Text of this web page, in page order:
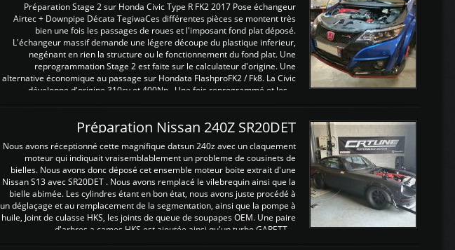
Préparation Stage 2 sur Honda Civic Type R FK2 2017 Pose échangeur
Airtec + Downpipe Décata TegiwaCes différentes pièces se montent très
bien une fois les passages de roues et l'imposant fond plat déposé.
L'échangeur massif demande une légere découpe du plastique inferieur,
negénant en rien la structure ou le fonctionnement du fond plat. Une
reprogrammation Stage 2 est faite sur le calculateur d'origine. Une
alternative économique au passage sur Hondata FlashproFK2 / Fk8. La Civic
développe d'origine 310cv et 400Nn , Une fois reprogrammé et les ...
Préparation Nissan 240Z SR20DET
Nous avons réceptionné cette magnifique datsun 240z avec un claquement
moteur qui indiquait vraisemblablement un probleme de cousinets de
bielles. Nous avons donc déposé cet ensemble moteur boite extrait d'une
Nissan S13 avec SR20DET . Nous avons remplacé le vilebrequin ainsi que la
bielle abimée. Les cylindres étant en bon état, nous avons juste procédé à
un déglaçage et au remplacement de la segmentation, ainsi que la pompe à
huile, Joint de culasse HKS, les joints de queue de soupapes OEM. Une paire
d'arbres a cames HKS est ajoutée ainsi qu'un turbo GARETT ...